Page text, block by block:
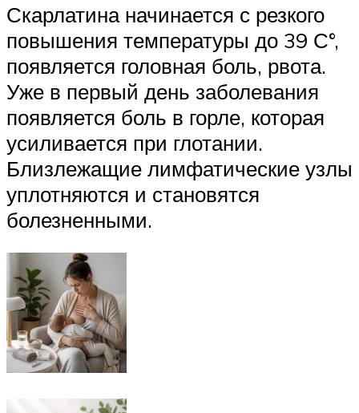
Скарлатина начинается с резкого
повышения температуры до 39 С°,
появляется головная боль, рвота.
Уже в первый день заболевания
появляется боль в горле, которая
усиливается при глотании.
Близлежащие лимфатические узлы
уплотняются и становятся
болезненными.